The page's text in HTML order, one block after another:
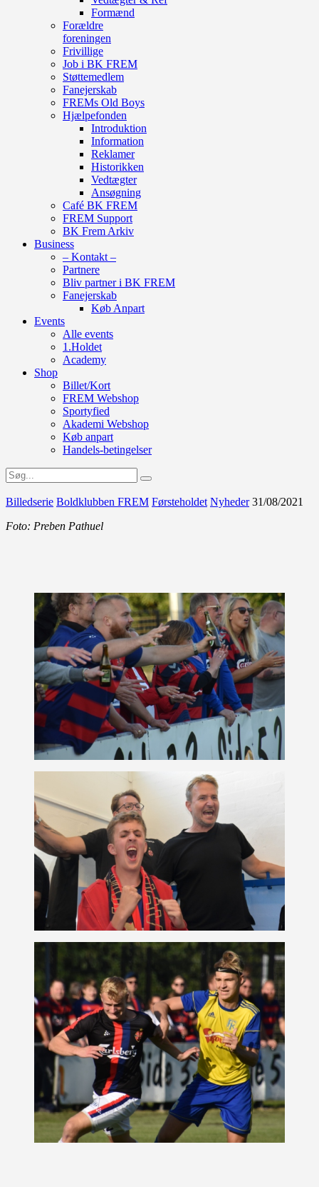
Formænd
Forældre
foreningen
Frivillige
Job i BK FREM
Støttemedlem
Fanejerskab
FREMs Old Boys
Hjælpefonden
Introduktion
Information
Reklamer
Historikken
Vedtægter
Ansøgning
Café BK FREM
FREM Support
BK Frem Arkiv
Business
– Kontakt –
Partnere
Bliv partner i BK FREM
Fanejerskab
Køb Anpart
Events
Alle events
1.Holdet
Academy
Shop
Billet/Kort
FREM Webshop
Sportyfied
Akademi Webshop
Køb anpart
Handels-betingelser
Billedserie Boldklubben FREM Førsteholdet Nyheder 31/08/2021
Foto: Preben Pathuel